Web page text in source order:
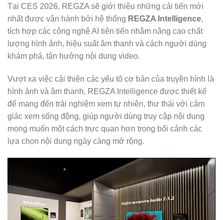
Tại CES 2026, REGZA sẽ giới thiệu những cải tiến mới
nhất được vận hành bởi hệ thống REGZA Intelligence,
tích hợp các công nghệ AI tiên tiến nhằm nâng cao chất
lượng hình ảnh, hiệu suất âm thanh và cách người dùng
khám phá, tận hưởng nội dung video.
Vượt xa việc cải thiện các yếu tố cơ bản của truyền hình là
hình ảnh và âm thanh, REGZA Intelligence được thiết kế
để mang đến trải nghiệm xem tự nhiên, thư thái với cảm
giác xem sống động, giúp người dùng truy cập nội dung
mong muốn một cách trực quan hơn trong bối cảnh các
lựa chọn nội dung ngày càng mở rộng.